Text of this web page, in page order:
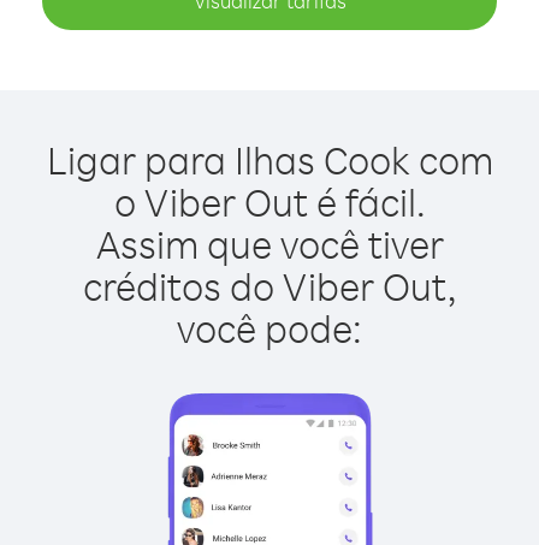
Ligar para Ilhas Cook com
o Viber Out é fácil.
Assim que você tiver
créditos do Viber Out,
você pode: